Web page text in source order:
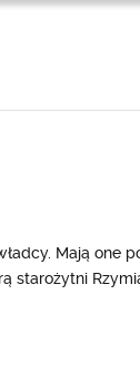
Mają one
starożytni